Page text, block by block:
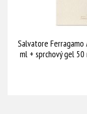
Salvatore Ferragamo
ml + sprchový gel